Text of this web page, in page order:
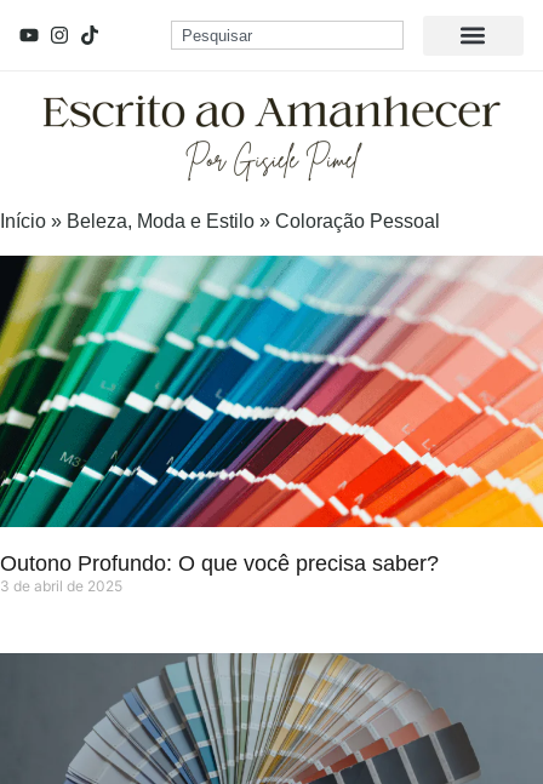
Início » Beleza, Moda e Estilo » Coloração Pessoal
Outono Profundo: O que você precisa saber?
3 de abril de 2025